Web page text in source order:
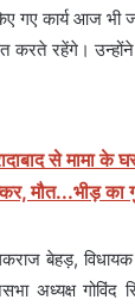
गए कार्य आज
करते रहेंगे।
से मामा के
मौत...भीड़
बेहड़, विधायक
अध्यक्ष